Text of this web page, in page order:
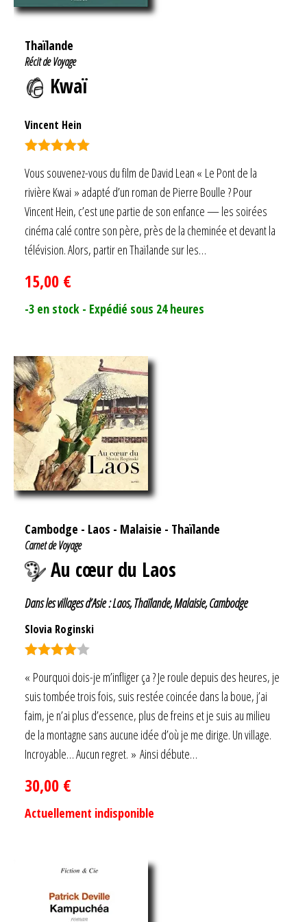
Thaïlande
Récit de Voyage
Kwaï
Vincent Hein
Vous souvenez-vous du film de David Lean « Le Pont de la
rivière Kwai » adapté d’un roman de Pierre Boulle ? Pour
Vincent Hein, c’est une partie de son enfance — les soirées
cinéma calé contre son père, près de la cheminée et devant la
télévision. Alors, partir en Thaïlande sur les…
15,00 €
-3 en stock - Expédié sous 24 heures
Cambodge - Laos - Malaisie - Thaïlande
Carnet de Voyage
Au cœur du Laos
Dans les villages d’Asie : Laos, Thaïlande, Malaisie, Cambodge
Slovia Roginski
sur 5
« Pourquoi dois-je m’infliger ça ? Je roule depuis des heures, je
suis tombée trois fois, suis restée coincée dans la boue, j’ai
faim, je n’ai plus d’essence, plus de freins et je suis au milieu
de la montagne sans aucune idée d’où je me dirige. Un village.
Incroyable… Aucun regret. » Ainsi débute…
30,00 €
Actuellement indisponible